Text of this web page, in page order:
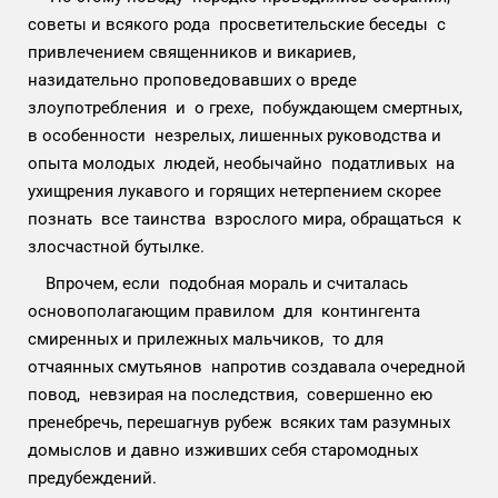
советы и всякого рода просветительские беседы с
привлечением священников и викариев,
назидательно проповедовавших о вреде
злоупотребления и о грехе, побуждающем смертных,
в особенности незрелых, лишенных руководства и
опыта молодых людей, необычайно податливых на
ухищрения лукавого и горящих нетерпением скорее
познать все таинства взрослого мира, обращаться к
злосчастной бутылке.
Впрочем, если подобная мораль и считалась
основополагающим правилом для контингента
смиренных и прилежных мальчиков, то для
отчаянных смутьянов напротив создавала очередной
повод, невзирая на последствия, совершенно ею
пренебречь, перешагнув рубеж всяких там разумных
домыслов и давно изживших себя старомодных
предубеждений.